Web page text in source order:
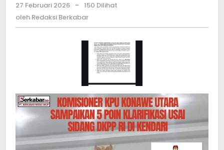
27 Februari 2026 oleh
Redaksi
-
150 Dilihat
oleh Redaksi Berkabar